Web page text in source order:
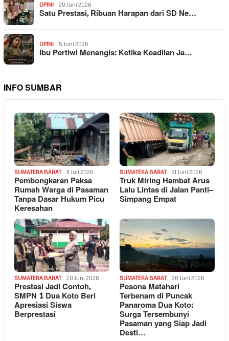
OPINI 20 Juni 2026
Satu Prestasi, Ribuan Harapan dari SD Ne…
OPINI 5 Juni 2026
Ibu Pertiwi Menangis: Ketika Keadilan Ja…
INFO SUMBAR
SUMATERA BARAT 11 Juli 2026
Pembongkaran Paksa
Rumah Warga di Pasaman
Tanpa Dasar Hukum Picu
Keresahan
SUMATERA BARAT 21 Juni 2026
Truk Miring Hambat Arus
Lalu Lintas di Jalan Panti–
Simpang Empat
SUMATERA BARAT 20 Juni 2026
Prestasi Jadi Contoh,
SMPN 1 Dua Koto Beri
Apresiasi Siswa
Berprestasi
SUMATERA BARAT 20 Juni 2026
Pesona Matahari
Terbenam di Puncak
Panaroma Dua Koto:
Surga Tersembunyi
Pasaman yang Siap Jadi
Desti…